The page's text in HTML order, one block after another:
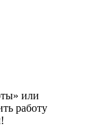
или
работу